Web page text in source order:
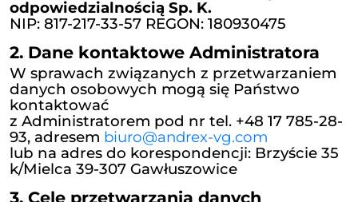
1. Administrator danych
Administratorem Państwa danych
osobowych zgodnie z RODO jest
ANDREX-VG
prowadzący działalność
adresem:
ANDREX-VG Spółka z ograniczoną
odpowiedzialnością Sp. K.
NIP: 817-217-33-57 REGON: 180930475